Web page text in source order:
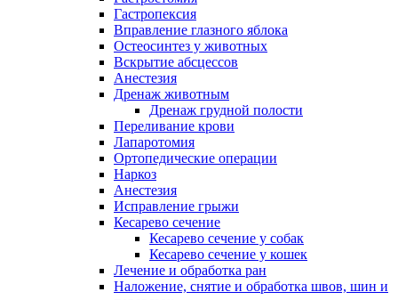
Гастропексия
Вправление глазного яблока
Остеосинтез у животных
Вскрытие абсцессов
Анестезия
Дренаж животным
Дренаж грудной полости
Переливание крови
Лапаротомия
Ортопедические операции
Наркоз
Анестезия
Исправление грыжи
Кесарево сечение
Кесарево сечение у собак
Кесарево сечение у кошек
Лечение и обработка ран
Наложение, снятие и обработка швов, шин и